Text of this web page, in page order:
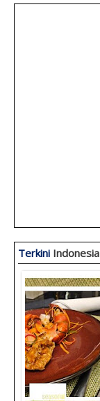
Terkini Indonesia